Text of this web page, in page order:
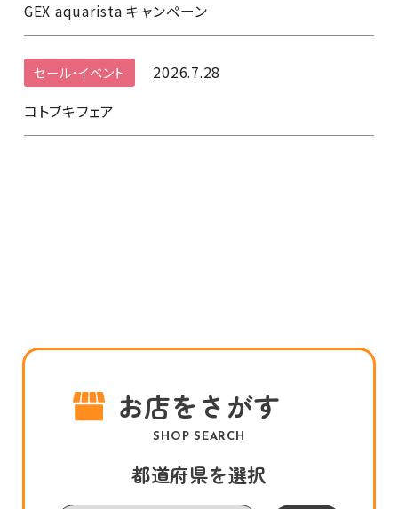
GEX aquarista キャンペーン
セール・イベント
2026.7.28
コトブキフェア
お店をさがす
SHOP SEARCH
都道府県を選択